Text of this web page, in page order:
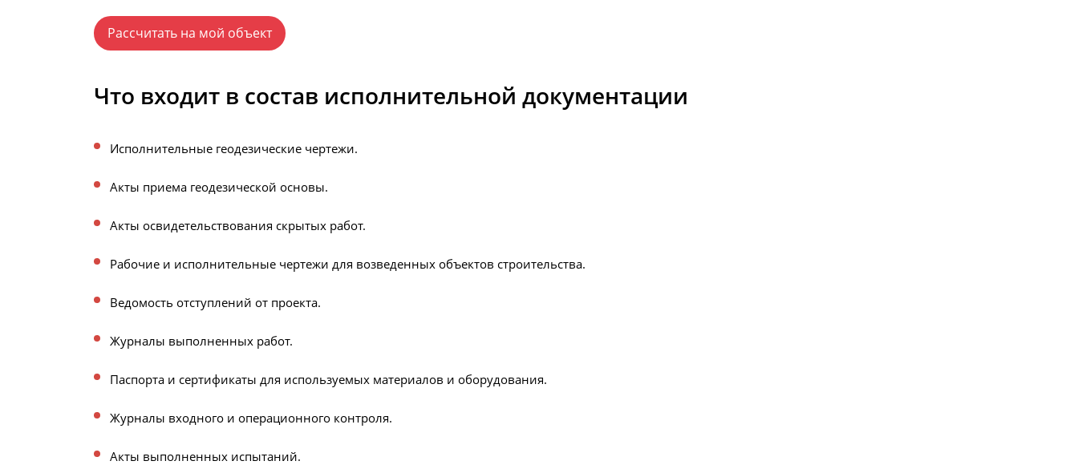
Рассчитать на мой объект
Что входит в состав исполнительной документации
Исполнительные геодезические чертежи.
Акты приема геодезической основы.
Акты освидетельствования скрытых работ.
Рабочие и исполнительные чертежи для возведенных объектов строительства.
Ведомость отступлений от проекта.
Журналы выполненных работ.
Паспорта и сертификаты для используемых материалов и оборудования.
Журналы входного и операционного контроля.
Акты выполненных испытаний.